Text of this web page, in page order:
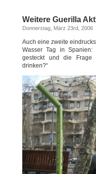
Weitere Guerilla
Donnerstag, März 23rd, 2006
Auch eine zweite
Wasser Tag in
gesteckt und die Frage
drinken?“